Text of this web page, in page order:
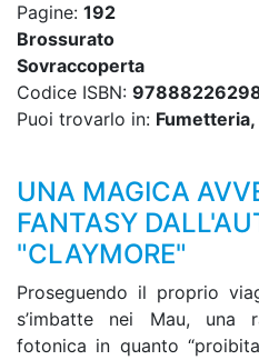
Pagine: 192
Brossurato
Sovraccoperta
Codice ISBN:
Puoi trovarlo in:
UNA MAGICA
FANTASY
"CLAYMORE"
Proseguendo il proprio
s’imbatte nei Mau, una
fotonica in quanto